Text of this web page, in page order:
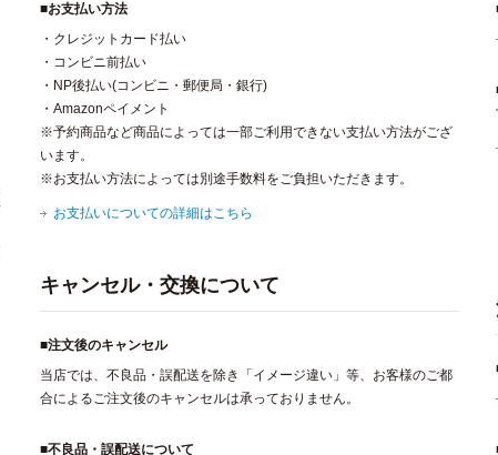
■お支払い方法
・クレジットカード払い
・コンビニ前払い
・NP後払い(コンビニ・郵便局・銀行)
・Amazonペイメント
※予約商品など商品によっては一部ご利用できない支払い方法がござ
います。
※お支払い方法によっては別途手数料をご負担いただきます。
お支払いについての詳細はこちら
キャンセル・交換について
■注文後のキャンセル
当店では、不良品・誤配送を除き「イメージ違い」等、お客様のご都
合によるご注文後のキャンセルは承っておりません。
■不良品・誤配送について